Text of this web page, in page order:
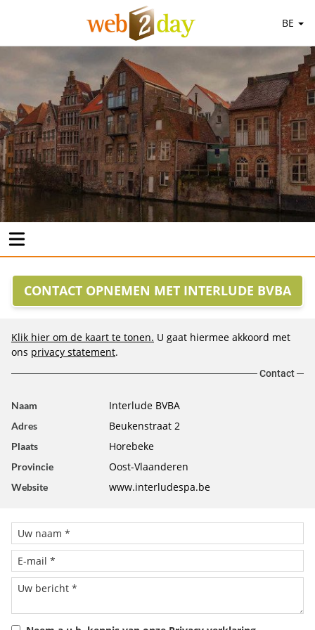
BE
CONTACT OPNEMEN MET INTERLUDE BVBA
Klik hier om de kaart te tonen. U gaat hiermee akkoord met
ons privacy statement.
Contact
Naam Interlude BVBA
Adres Beukenstraat 2
Plaats Horebeke
Provincie Oost-Vlaanderen
Website www.interludespa.be